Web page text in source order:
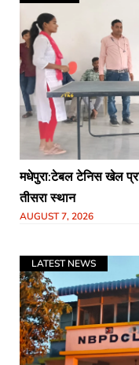
मधेपुरा:टेबल टेनिस खेल
तीसरा स्थान
AUGUST 7, 2026
LATEST NEWS